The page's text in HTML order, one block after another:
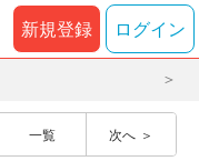
新規登録 ログイン
一覧 次へ